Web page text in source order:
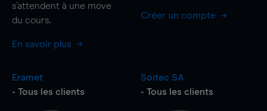
s'attendent à une move
du cours.
En savoir plus
Créer un compte
Eramet
- Tous les clients
Soitec SA
- Tous les clients